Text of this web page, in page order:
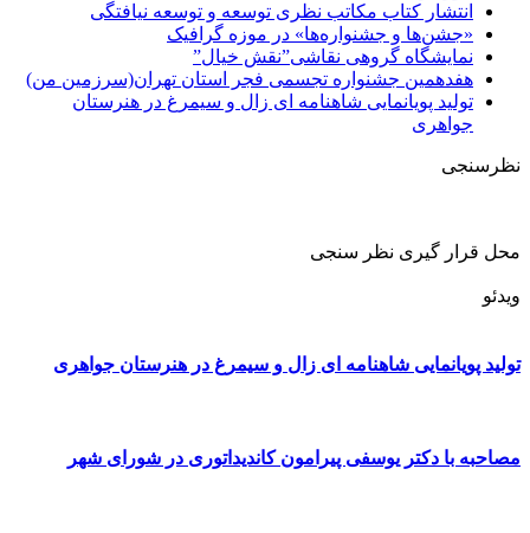
انتشار کتاب مکاتب نظری توسعه و توسعه نیافتگی
«جشن‌ها و جشنواره‌ها» در موزه گرافیک
نمایشگاه گروهی نقاشی”نقش خیال”
هفدهمین جشنواره تجسمی فجر استان تهران(سرزمین من)
تولید پویانمایی شاهنامه ای زال و سیمرغ در هنرستان
جواهری
نظرسنجی
محل قرار گیری نظر سنجی
ویدئو
تولید پویانمایی شاهنامه ای زال و سیمرغ در هنرستان جواهری
مصاحبه با دکتر یوسفی پیرامون کاندیداتوری در شورای شهر